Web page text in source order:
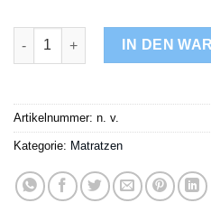
BODYGUARD® Weich Menge
IN DEN
Artikelnummer: n. v.
Kategorie: Matratzen